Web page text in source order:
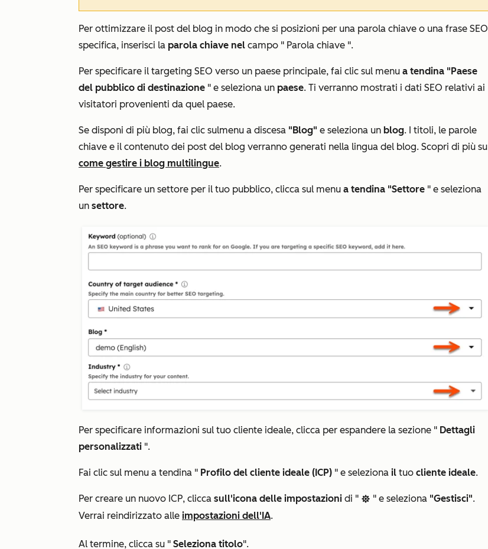
Per ottimizzare il post del blog in modo che si posizioni per una parola chiave o una frase SEO
specifica, inserisci la parola chiave nel campo " Parola chiave ".
Per specificare il targeting SEO verso un paese principale, fai clic sul menu a tendina "Paese
del pubblico di destinazione " e seleziona un paese. Ti verranno mostrati i dati SEO relativi ai
visitatori provenienti da quel paese.
Se disponi di più blog, fai clic sulmenu a discesa "Blog" e seleziona un blog. I titoli, le parole
chiave e il contenuto dei post del blog verranno generati nella lingua del blog. Scopri di più su
come gestire i blog multilingue.
Per specificare un settore per il tuo pubblico, clicca sul menu a tendina "Settore " e seleziona
un settore.
Per specificare informazioni sul tuo cliente ideale, clicca per espandere la sezione " Dettagli
personalizzati ".
Fai clic sul menu a tendina " Profilo del cliente ideale (ICP) " e seleziona il tuo cliente ideale.
Per creare un nuovo ICP, clicca sull'icona delle impostazioni di " settingsIcon " e seleziona "Gestisci".
Verrai reindirizzato alle impostazioni dell'IA.
Al termine, clicca su " Seleziona titolo".